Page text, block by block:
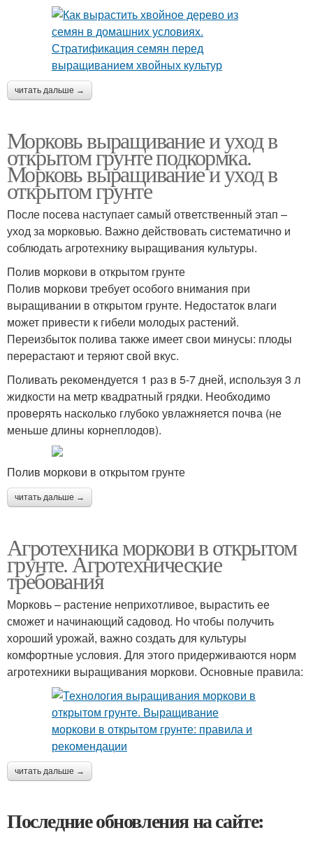
читать дальше →
Морковь выращивание и уход в
открытом грунте подкормка.
Морковь выращивание и уход в
открытом грунте
После посева наступает самый ответственный этап –
уход за морковью. Важно действовать систематично и
соблюдать агротехнику выращивания культуры.
Полив моркови в открытом грунте
Полив моркови требует особого внимания при
выращивании в открытом грунте. Недостаток влаги
может привести к гибели молодых растений.
Переизбыток полива также имеет свои минусы: плоды
перерастают и теряют свой вкус.
Поливать рекомендуется 1 раз в 5-7 дней, используя 3 л
жидкости на метр квадратный грядки. Необходимо
проверять насколько глубоко увлажняется почва (не
меньше длины корнеплодов).
Полив моркови в открытом грунте
читать дальше →
Агротехника моркови в открытом
грунте. Агротехнические
требования
Морковь – растение неприхотливое, вырастить ее
сможет и начинающий садовод. Но чтобы получить
хороший урожай, важно создать для культуры
комфортные условия. Для этого придерживаются норм
агротехники выращивания моркови. Основные правила:
читать дальше →
Последние обновления на сайте: